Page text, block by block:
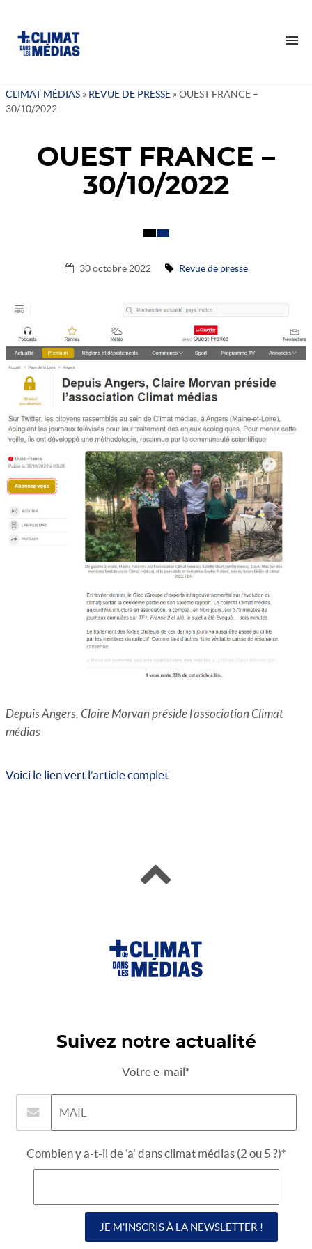
NOTRE IMPACT
NOS VALEURS
NOS ACTIONS
VEILLES
ACTUALITÉS DE L’ASSO
OBSERVATOIRE
REVUE DE PRESSE
FAIRE UN DON
ADHÉRER
DEVENIR MÉCÈNE
CONTACT
CLIMAT MÉDIAS » REVUE DE PRESSE »OUEST FRANCE –
30/10/2022
OUEST FRANCE –
30/10/2022
30 octobre 2022 Revue de presse
Depuis Angers, Claire Morvan préside l’association Climat
médias
Voici le lien vert l’article complet
Suivez notre actualité
Votre e-mail*
Combien y a-t-il de 'a' dans climat médias (2 ou 5 ?)*